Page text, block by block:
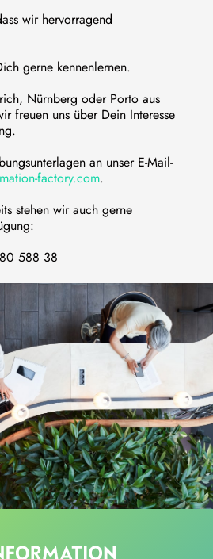
wir hervorragend
gerne kennenlernen.
Nürnberg oder Porto aus
freuen uns über Dein Interesse
an unser E-Mail-
factory.com.
stehen wir auch gerne
588 38